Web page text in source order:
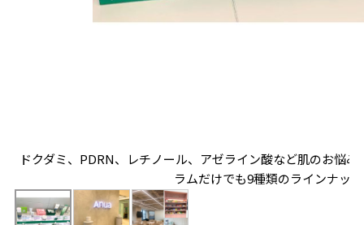
ドクダミ、PDRN、レチノール、アゼライン酸など肌のお悩
ラムだけでも9種類のラインナッ